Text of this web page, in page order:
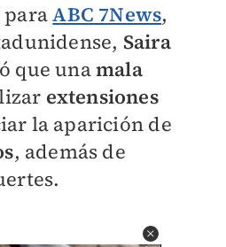
paraABC 7News,
Saira
que unamala
extensiones
la aparición de
, además de